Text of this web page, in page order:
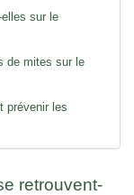
sur le
de mites sur le
prévenir les
retrouvent-